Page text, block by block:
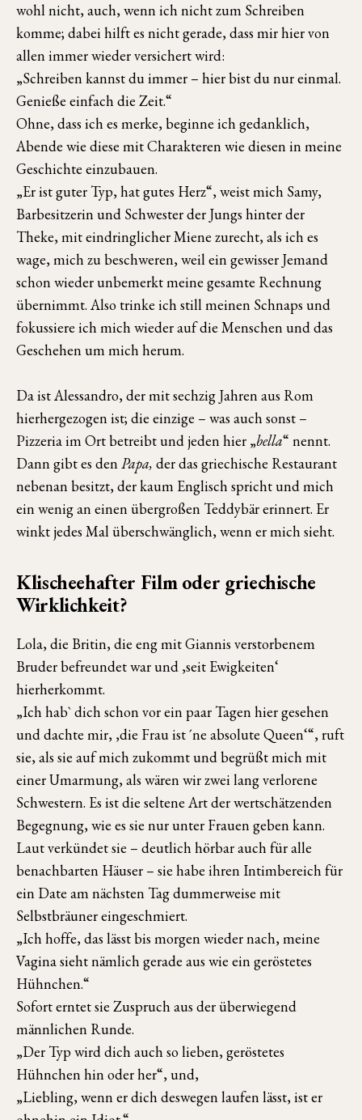
wohl nicht, auch, wenn ich nicht zum Schreiben
komme; dabei hilft es nicht gerade, dass mir hier von
allen immer wieder versichert wird:
„Schreiben kannst du immer – hier bist du nur einmal.
Genieße einfach die Zeit.“
Ohne, dass ich es merke, beginne ich gedanklich,
Abende wie diese mit Charakteren wie diesen in meine
Geschichte einzubauen.
„Er ist guter Typ, hat gutes Herz“, weist mich Samy,
Barbesitzerin und Schwester der Jungs hinter der
Theke, mit eindringlicher Miene zurecht, als ich es
wage, mich zu beschweren, weil ein gewisser Jemand
schon wieder unbemerkt meine gesamte Rechnung
übernimmt. Also trinke ich still meinen Schnaps und
fokussiere ich mich wieder auf die Menschen und das
Geschehen um mich herum.
Da ist Alessandro, der mit sechzig Jahren aus Rom
hierhergezogen ist; die einzige – was auch sonst –
Pizzeria im Ort betreibt und jeden hier „bella“ nennt.
Dann gibt es denPapa, der das griechische Restaurant
nebenan besitzt, der kaum Englisch spricht und mich
ein wenig an einen übergroßen Teddybär erinnert. Er
winkt jedes Mal überschwänglich, wenn er mich sieht.
Klischeehafter Film oder griechische
Wirklichkeit?
Lola, die Britin, die eng mit Giannis verstorbenem
Bruder befreundet war und ‚seit Ewigkeiten‘
hierherkommt.
„Ich hab` dich schon vor ein paar Tagen hier gesehen
und dachte mir, ‚die Frau ist ´ne absolute Queen‘“, ruft
sie, als sie auf mich zukommt und begrüßt mich mit
einer Umarmung, als wären wir zwei lang verlorene
Schwestern. Es ist die seltene Art der wertschätzenden
Begegnung, wie es sie nur unter Frauen geben kann.
Laut verkündet sie – deutlich hörbar auch für alle
benachbarten Häuser – sie habe ihren Intimbereich für
ein Date am nächsten Tag dummerweise mit
Selbstbräuner eingeschmiert.
„Ich hoffe, das lässt bis morgen wieder nach, meine
Vagina sieht nämlich gerade aus wie ein geröstetes
Hühnchen.“
Sofort erntet sie Zuspruch aus der überwiegend
männlichen Runde.
„Der Typ wird dich auch so lieben, geröstetes
Hühnchen hin oder her“, und,
„Liebling, wenn er dich deswegen laufen lässt, ist er